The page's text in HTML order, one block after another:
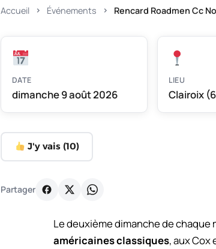
Accueil Événements Rencard Roadmen Cc
DATE
dimanche 9 août 2026
LIEU
Clairoix
J'y vais (10)
Partager
Le deuxième dimanche de chaque
américaines classiques, aux Cox